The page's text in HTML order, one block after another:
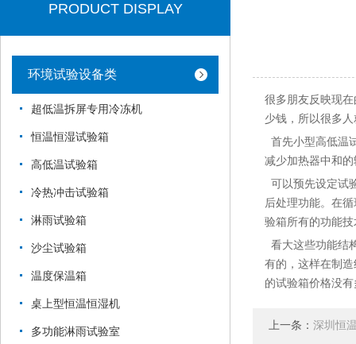
PRODUCT DISPLAY
环境试验设备类
超低温拆屏专用冷冻机
恒温恒湿试验箱
高低温试验箱
冷热冲击试验箱
淋雨试验箱
沙尘试验箱
温度保温箱
桌上型恒温恒湿机
多功能淋雨试验室
很多朋友反映现
少钱，所以很多
首先小型高低温
减少加热器中和
可以预先设定试
后处理功能。在
验箱所有的功能
看大这些功能结
有的，这样在制
的试验箱价格没
上一条： 深圳恒